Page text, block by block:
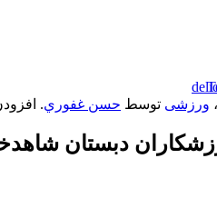
، ورزشی توسط حسن غفوري.
دبستان شاهدخت